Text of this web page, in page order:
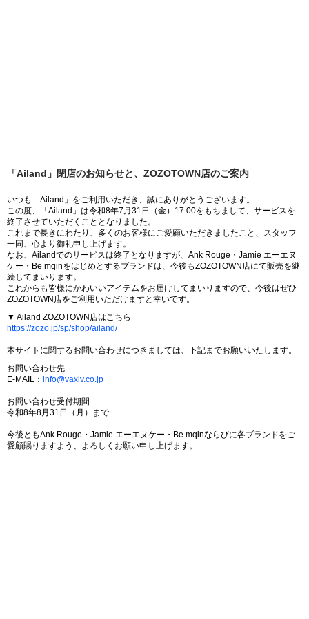
「Ailand」閉店のお知らせと、ZOZOTOWN店のご案内
いつも「Ailand」をご利用いただき、誠にありがとうございます。
この度、「Ailand」は令和8年7月31日（金）17:00をもちまして、サービスを
終了させていただくこととなりました。
これまで長きにわたり、多くのお客様にご愛顧いただきましたこと、スタッフ
一同、心より御礼申し上げます。
なお、Ailandでのサービスは終了となりますが、Ank Rouge・Jamie エーエヌ
ケー・Be mqinをはじめとするブランドは、今後もZOZOTOWN店にて販売を継
続してまいります。
これからも皆様にかわいいアイテムをお届けしてまいりますので、今後はぜひ
ZOZOTOWN店をご利用いただけますと幸いです。
▼ Ailand ZOZOTOWN店はこちら
https://zozo.jp/sp/shop/ailand/
本サイトに関するお問い合わせにつきましては、下記までお願いいたします。
お問い合わせ先
E-MAIL： info@vaxiv.co.jp
お問い合わせ受付期間
令和8年8月31日（月）まで
今後ともAnk Rouge・Jamie エーエヌケー・Be mqinならびに各ブランドをご
愛顧賜りますよう、よろしくお願い申し上げます。